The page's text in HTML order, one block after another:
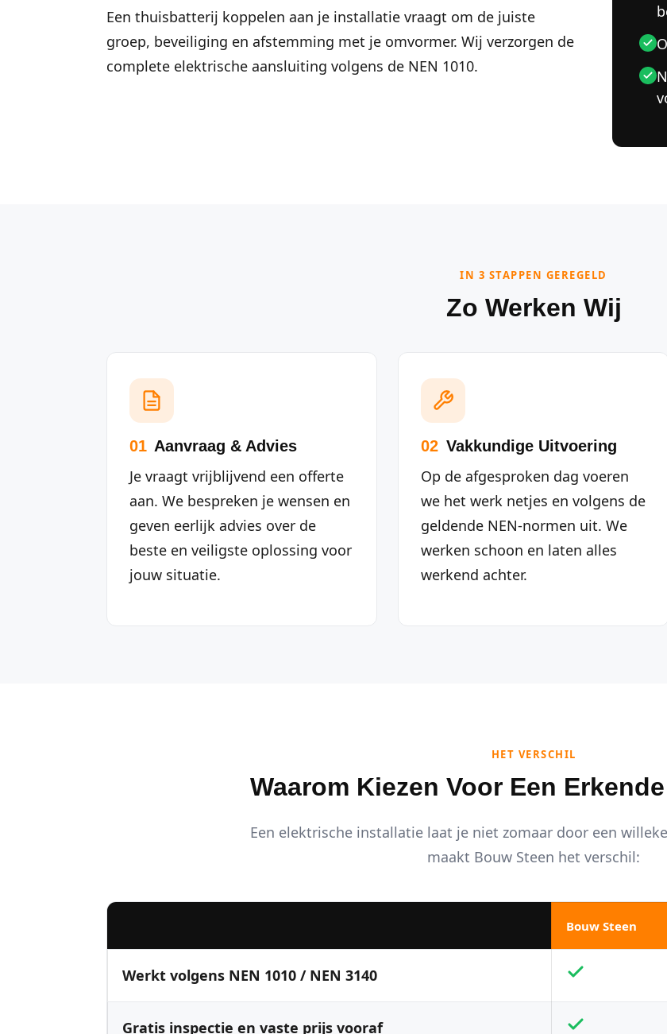
Een thuisbatterij koppelen aan je installatie vraagt om de juiste
groep, beveiliging en afstemming met je omvormer. Wij verzorgen de
complete elektrische aansluiting volgens de NEN 1010.
IN 3 STAPPEN GEREGELD
Zo Werken Wij
01 Aanvraag & Advies
Je vraagt vrijblijvend een offerte
aan. We bespreken je wensen en
geven eerlijk advies over de
beste en veiligste oplossing voor
jouw situatie.
02 Vakkundige Uitvoering
Op de afgesproken dag voeren
we het werk netjes en volgens de
geldende NEN-normen uit. We
werken schoon en laten alles
werkend achter.
HET VERSCHIL
Waarom Kiezen Voor Een
Een elektrische installatie laat je niet zomaar door een
maakt Bouw Steen het verschil:
Bouw Steen
Werkt volgens NEN 1010 / NEN 3140
Gratis inspectie en vaste prijs vooraf